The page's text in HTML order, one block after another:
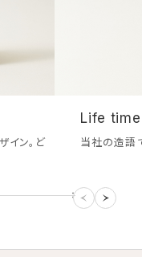
イン。ど
Life
当社の造語